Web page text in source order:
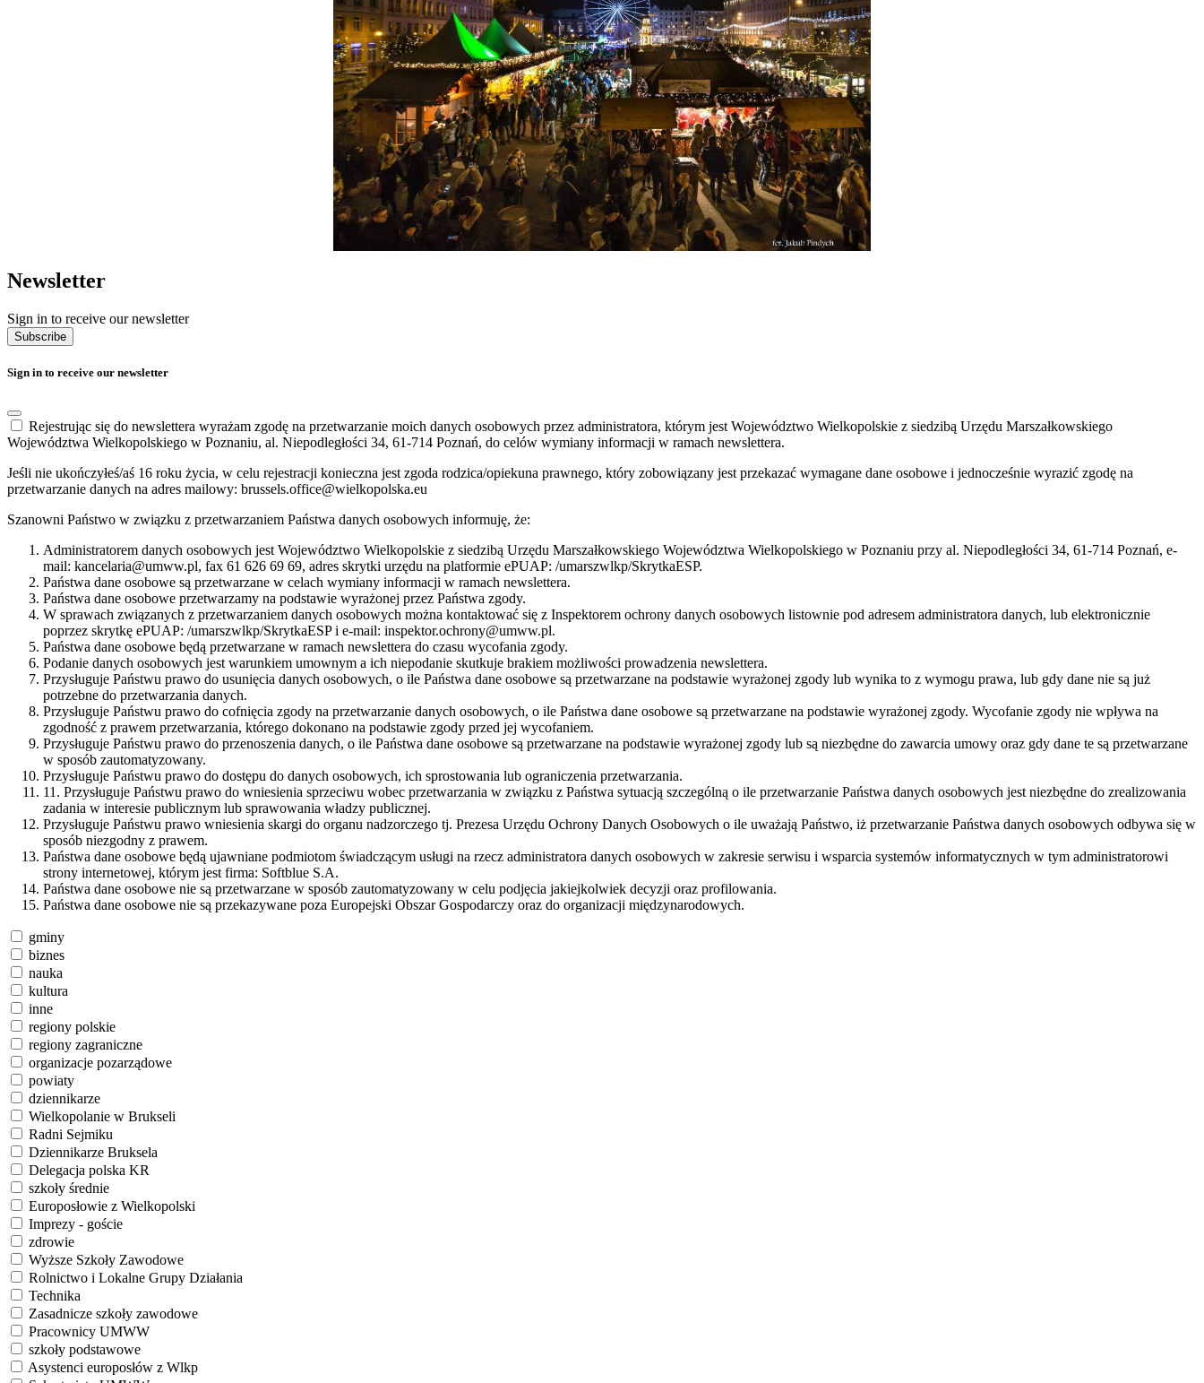
Newsletter
Sign in to receive our newsletter
Subscribe
Sign in to receive our newsletter
Rejestrując się do newslettera wyrażam zgodę na przetwarzanie moich danych osobowych przez administratora, którym jest Województwo Wielkopolskie z siedzibą Urzędu Marszałkowskiego
Województwa Wielkopolskiego w Poznaniu, al. Niepodległości 34, 61-714 Poznań, do celów wymiany informacji w ramach newslettera.
Jeśli nie ukończyłeś/aś 16 roku życia, w celu rejestracji konieczna jest zgoda rodzica/opiekuna prawnego, który zobowiązany jest przekazać wymagane dane osobowe i jednocześnie wyrazić zgodę na
przetwarzanie danych na adres mailowy: brussels.office@wielkopolska.eu
Szanowni Państwo w związku z przetwarzaniem Państwa danych osobowych informuję, że:
Administratorem danych osobowych jest Województwo Wielkopolskie z siedzibą Urzędu Marszałkowskiego Województwa Wielkopolskiego w Poznaniu przy al. Niepodległości 34, 61-714 Poznań, e-
mail: kancelaria@umww.pl, fax 61 626 69 69, adres skrytki urzędu na platformie ePUAP: /umarszwlkp/SkrytkaESP.
Państwa dane osobowe są przetwarzane w celach wymiany informacji w ramach newslettera.
Państwa dane osobowe przetwarzamy na podstawie wyrażonej przez Państwa zgody.
W sprawach związanych z przetwarzaniem danych osobowych można kontaktować się z Inspektorem ochrony danych osobowych listownie pod adresem administratora danych, lub elektronicznie
poprzez skrytkę ePUAP: /umarszwlkp/SkrytkaESP i e-mail: inspektor.ochrony@umww.pl.
Państwa dane osobowe będą przetwarzane w ramach newslettera do czasu wycofania zgody.
Podanie danych osobowych jest warunkiem umownym a ich niepodanie skutkuje brakiem możliwości prowadzenia newslettera.
Przysługuje Państwu prawo do usunięcia danych osobowych, o ile Państwa dane osobowe są przetwarzane na podstawie wyrażonej zgody lub wynika to z wymogu prawa, lub gdy dane nie są już
potrzebne do przetwarzania danych.
Przysługuje Państwu prawo do cofnięcia zgody na przetwarzanie danych osobowych, o ile Państwa dane osobowe są przetwarzane na podstawie wyrażonej zgody. Wycofanie zgody nie wpływa na
zgodność z prawem przetwarzania, którego dokonano na podstawie zgody przed jej wycofaniem.
Przysługuje Państwu prawo do przenoszenia danych, o ile Państwa dane osobowe są przetwarzane na podstawie wyrażonej zgody lub są niezbędne do zawarcia umowy oraz gdy dane te są przetwarzane
w sposób zautomatyzowany.
Przysługuje Państwu prawo do dostępu do danych osobowych, ich sprostowania lub ograniczenia przetwarzania.
11. Przysługuje Państwu prawo do wniesienia sprzeciwu wobec przetwarzania w związku z Państwa sytuacją szczególną o ile przetwarzanie Państwa danych osobowych jest niezbędne do zrealizowania
zadania w interesie publicznym lub sprawowania władzy publicznej.
Przysługuje Państwu prawo wniesienia skargi do organu nadzorczego tj. Prezesa Urzędu Ochrony Danych Osobowych o ile uważają Państwo, iż przetwarzanie Państwa danych osobowych odbywa się w
sposób niezgodny z prawem.
Państwa dane osobowe będą ujawniane podmiotom świadczącym usługi na rzecz administratora danych osobowych w zakresie serwisu i wsparcia systemów informatycznych w tym administratorowi
strony internetowej, którym jest firma: Softblue S.A.
Państwa dane osobowe nie są przetwarzane w sposób zautomatyzowany w celu podjęcia jakiejkolwiek decyzji oraz profilowania.
Państwa dane osobowe nie są przekazywane poza Europejski Obszar Gospodarczy oraz do organizacji międzynarodowych.
gminy
biznes
nauka
kultura
inne
regiony polskie
regiony zagraniczne
organizacje pozarządowe
powiaty
dziennikarze
Wielkopolanie w Brukseli
Radni Sejmiku
Dziennikarze Bruksela
Delegacja polska KR
szkoły średnie
Europosłowie z Wielkopolski
Imprezy - goście
zdrowie
Wyższe Szkoły Zawodowe
Rolnictwo i Lokalne Grupy Działania
Technika
Zasadnicze szkoły zawodowe
Pracownicy UMWW
szkoły podstawowe
Asystenci europosłów z Wlkp